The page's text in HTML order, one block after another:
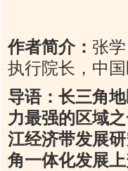
作者简介： 张
执行院长，中
导语：长三角
力最强的区域
江经济带发展
角一体化发展